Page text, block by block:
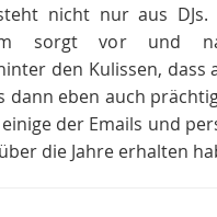
nicht nur aus DJs.
sorgt vor und
den Kulissen, dass
dann eben auch
der Emails und
die Jahre erhalten